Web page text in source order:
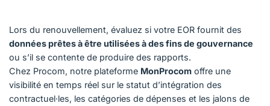
Lors du renouvellement, évaluez si votre EOR fournit des
données prêtes à être utilisées à des fins de gouvernance
ou s’il se contente de produire des rapports.
Chez Procom, notre plateforme MonProcom offre une
visibilité en temps réel sur le statut d’intégration des
contractuel·les, les catégories de dépenses et les jalons de